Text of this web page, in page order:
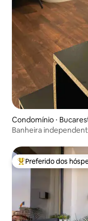
Condomínio ⋅
Banheira
Entre os melhores
Preferido dos